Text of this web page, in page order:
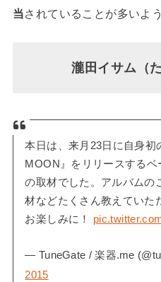
当されていることが多いよ
瀧田イサム（
本日は、来月23日に自身初
MOON』をリリースする
の取材でした。アルバムの
材などたくさん教えていた
お楽しみに！
— TuneGate / 楽器.me
2015